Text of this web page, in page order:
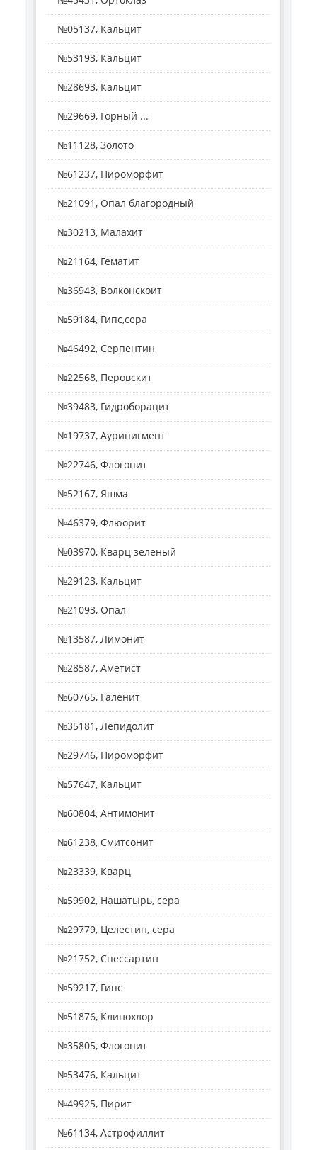
№05137, Кальцит
№53193, Кальцит
№28693, Кальцит
№29669, Горный ...
№11128, Золото
№61237, Пироморфит
№21091, Опал благородный
№30213, Малахит
№21164, Гематит
№36943, Волконскоит
№59184, Гипс,сера
№46492, Серпентин
№22568, Перовскит
№39483, Гидроборацит
№19737, Аурипигмент
№22746, Флогопит
№52167, Яшма
№46379, Флюорит
№03970, Кварц зеленый
№29123, Кальцит
№21093, Опал
№13587, Лимонит
№28587, Аметист
№60765, Галенит
№35181, Лепидолит
№29746, Пироморфит
№57647, Кальцит
№60804, Антимонит
№61238, Смитсонит
№23339, Кварц
№59902, Нашатырь, сера
№29779, Целестин, сера
№21752, Спессартин
№59217, Гипс
№51876, Клинохлор
№35805, Флогопит
№53476, Кальцит
№49925, Пирит
№61134, Астрофиллит